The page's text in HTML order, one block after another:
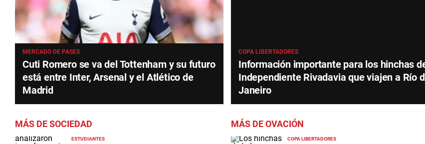
MERCADO DE PASES
Cuti Romero se va del Tottenham y su futuro
está entre Inter, Arsenal y el Atlético de
Madrid
COPA LIBERTADORES
Información importante para los hinchas
Independiente Rivadavia que viajen a Río
Janeiro
MÁS DE SOCIEDAD
ESTUDIANTES
MÁS DE OVACIÓN
COPA LIBERTADORES